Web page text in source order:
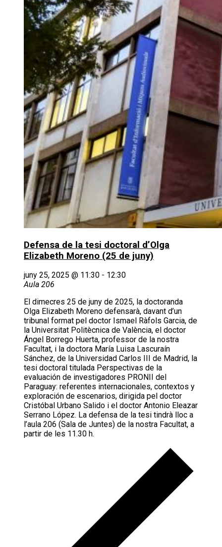
Defensa de la tesi doctoral d’Olga
Elizabeth Moreno (25 de juny)
juny 25, 2025 @ 11:30 - 12:30
Aula 206
El dimecres 25 de juny de 2025, la doctoranda
Olga Elizabeth Moreno defensarà, davant d’un
tribunal format pel doctor Ismael Ràfols Garcia, de
la Universitat Politècnica de València, el doctor
Ángel Borrego Huerta, professor de la nostra
Facultat, i la doctora María Luisa Lascuraín
Sánchez, de la Universidad Carlos III de Madrid, la
tesi doctoral titulada Perspectivas de la
evaluación de investigadores PRONII del
Paraguay: referentes internacionales, contextos y
exploración de escenarios, dirigida pel doctor
Cristóbal Urbano Salido i el doctor Antonio Eleazar
Serrano López. La defensa de la tesi tindrà lloc a
l’aula 206 (Sala de Juntes) de la nostra Facultat, a
partir de les 11.30 h.